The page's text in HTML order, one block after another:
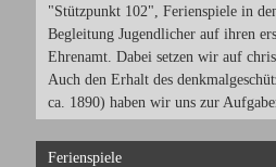
"Stützpunkt 102", Ferienspiele in
Begleitung Jugendlicher auf ihren
Ehrenamt. Dabei setzen wir auf
Auch den Erhalt des
ca. 1890) haben wir uns zur
Ferienspiele